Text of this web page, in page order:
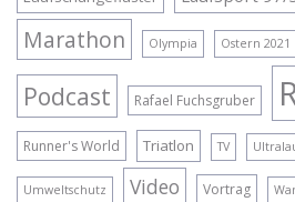
Marathon Olympia Ostern 2021
Podcast Rafael Fuchsgruber
Runner's World Triatlon TV
Umweltschutz Video Vortrag